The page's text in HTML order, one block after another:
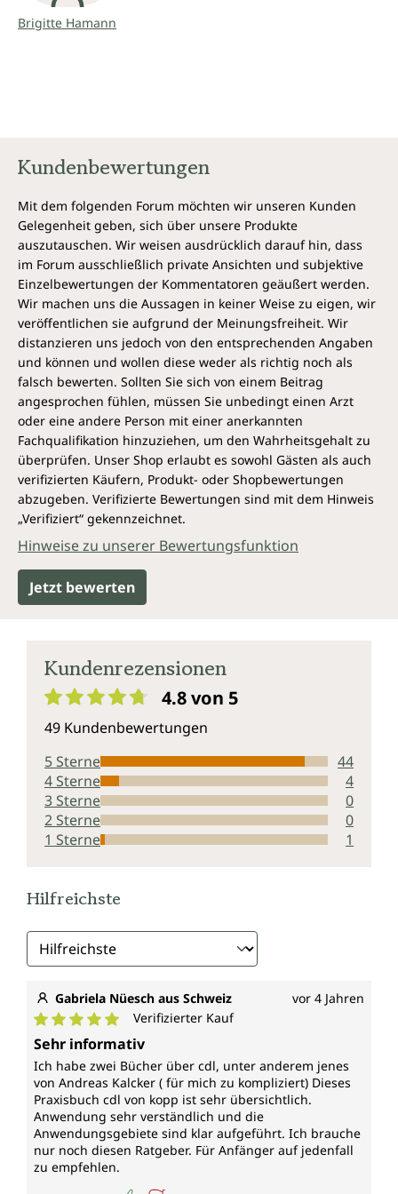
Brigitte Hamann
Kundenbewertungen
Mit dem folgenden Forum möchten wir unseren Kunden
Gelegenheit geben, sich über unsere Produkte
auszutauschen. Wir weisen ausdrücklich darauf hin, dass
im Forum ausschließlich private Ansichten und subjektive
Einzelbewertungen der Kommentatoren geäußert werden.
Wir machen uns die Aussagen in keiner Weise zu eigen, wir
veröffentlichen sie aufgrund der Meinungsfreiheit. Wir
distanzieren uns jedoch von den entsprechenden Angaben
und können und wollen diese weder als richtig noch als
falsch bewerten. Sollten Sie sich von einem Beitrag
angesprochen fühlen, müssen Sie unbedingt einen Arzt
oder eine andere Person mit einer anerkannten
Fachqualifikation hinzuziehen, um den Wahrheitsgehalt zu
überprüfen. Unser Shop erlaubt es sowohl Gästen als auch
verifizierten Käufern, Produkt- oder Shopbewertungen
abzugeben. Verifizierte Bewertungen sind mit dem Hinweis
„Verifiziert“ gekennzeichnet.
Hinweise zu unserer Bewertungsfunktion
Jetzt bewerten
Kundenrezensionen
4.8 von 5
49 Kundenbewertungen
5 Sterne
44
4 Sterne
4
3 Sterne
0
2 Sterne
0
1 Sterne
1
Hilfreichste
Gabriela Nüesch aus Schweiz vor 4 Jahren
Durchschnittliche Bewertung von 5 von 5 Sternen
Verifizierter Kauf
Sehr informativ
Ich habe zwei Bücher über cdl, unter anderem jenes
von Andreas Kalcker ( für mich zu kompliziert) Dieses
Praxisbuch cdl von kopp ist sehr übersichtlich.
Anwendung sehr verständlich und die
Anwendungsgebiete sind klar aufgeführt. Ich brauche
nur noch diesen Ratgeber. Für Anfänger auf jedenfall
zu empfehlen.